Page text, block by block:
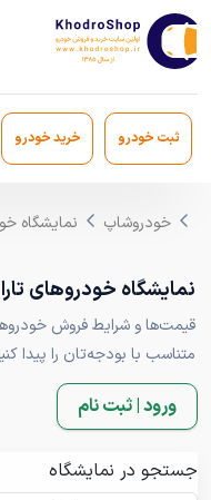
ثبت خودرو خرید خودرو
خودروشاپ نمایشگاه
نمایشگاه خودروهای تارا
قیمت‌ها و شرایط فروش
متناسب با بودجه‌تان را پیدا
ورود | ثبت نام
جستجو در نمایشگاه